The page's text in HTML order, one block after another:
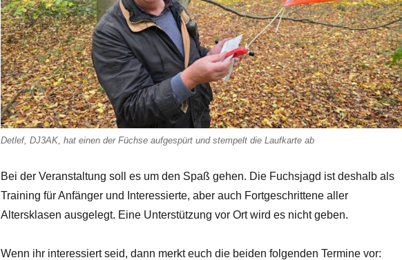
Detlef, DJ3AK, hat einen der Füchse aufgespürt und stempelt die Laufkarte ab
Bei der Veranstaltung soll es um den Spaß gehen. Die Fuchsjagd ist deshalb als
Training für Anfänger und Interessierte, aber auch Fortgeschrittene aller
Altersklasen ausgelegt. Eine Unterstützung vor Ort wird es nicht geben.
Wenn ihr interessiert seid, dann merkt euch die beiden folgenden Termine vor: